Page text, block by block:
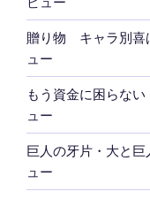
贈り物 キャラ別喜
ュー
もう資金に困らな
ュー
巨人の牙片・大と
ュー